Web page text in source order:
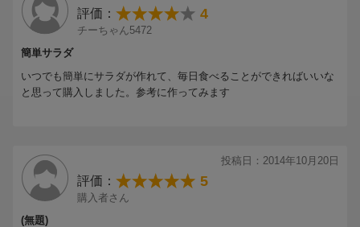
評価： 4
チーちゃん5472
簡単サラダ
いつでも簡単にサラダが作れて、毎日食べることができればいいな
と思って購入しました。参考に作ってみます
投稿日：2014年10月20日
評価： 5
購入者さん
(無題)